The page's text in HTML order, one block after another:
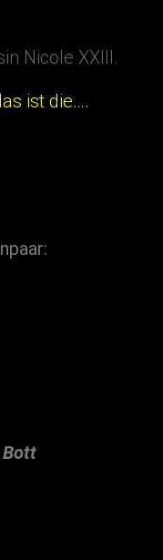
Nicole XXIII.
ist die….
Bott